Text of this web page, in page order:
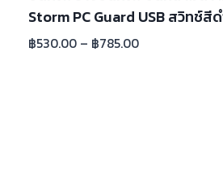
Storm PC Guard USB สวิทช์สี
฿530.00 – ฿785.00